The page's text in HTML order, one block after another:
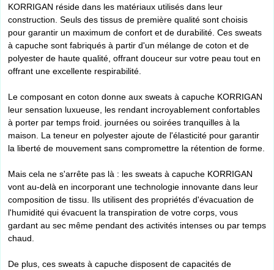
KORRIGAN réside dans les matériaux utilisés dans leur
construction. Seuls des tissus de première qualité sont choisis
pour garantir un maximum de confort et de durabilité. Ces sweats
à capuche sont fabriqués à partir d'un mélange de coton et de
polyester de haute qualité, offrant douceur sur votre peau tout en
offrant une excellente respirabilité.
Le composant en coton donne aux sweats à capuche KORRIGAN
leur sensation luxueuse, les rendant incroyablement confortables
à porter par temps froid. journées ou soirées tranquilles à la
maison. La teneur en polyester ajoute de l'élasticité pour garantir
la liberté de mouvement sans compromettre la rétention de forme.
Mais cela ne s'arrête pas là : les sweats à capuche KORRIGAN
vont au-delà en incorporant une technologie innovante dans leur
composition de tissu. Ils utilisent des propriétés d'évacuation de
l'humidité qui évacuent la transpiration de votre corps, vous
gardant au sec même pendant des activités intenses ou par temps
chaud.
De plus, ces sweats à capuche disposent de capacités de